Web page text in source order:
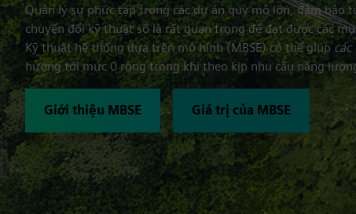
Quản lý sự phức tạp trong các dự án quy mô lớn, đảm bảo
chuyển đổi kỹ thuật số là rất quan trọng để đạt được các
Kỹ thuật hệ thống dựa trên mô hình (MBSE) có thể giúp
hướng tới mức 0 ròng trong khi theo kịp nhu cầu năng
Giới thiệu MBSE Giá trị của MBSE